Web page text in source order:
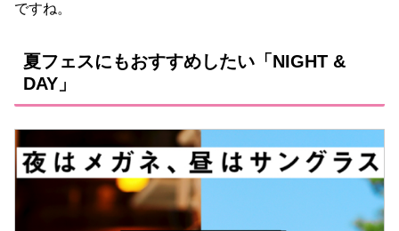
ですね。
夏フェスにもおすすめしたい「NIGHT &
DAY」